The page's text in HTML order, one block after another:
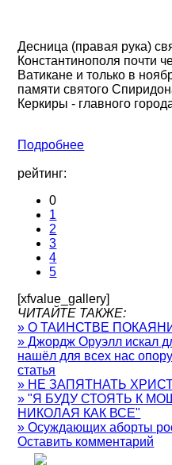
Десница (правая рука)
Константинополя почти
Ватикане и только в
памяти святого
Керкиры - главного
Подробнее
рейтинг:
0
1
2
3
4
5
[xfvalue_gallery]
ЧИТАЙТЕ ТАКЖЕ:
» О ТАИНСТВЕ
» Джордж Оруэлл искал
нашёл для всех нас
статья
» НЕ ЗАПЯТНАТЬ
» "Я БУДУ СТОЯТЬ К
НИКОЛАЯ КАК ВСЕ"
» Осуждающих аборты
Оставить комментарий